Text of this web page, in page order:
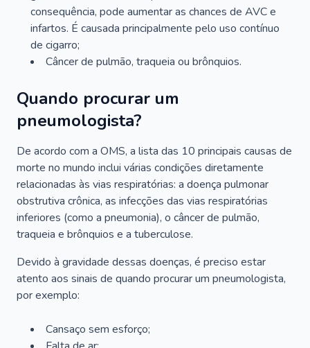
consequência, pode aumentar as chances de AVC e
infartos. É causada principalmente pelo uso contínuo
de cigarro;
Câncer de pulmão, traqueia ou brônquios.
Quando procurar um
pneumologista?
De acordo com a OMS, a lista das 10 principais causas de
morte no mundo inclui várias condições diretamente
relacionadas às vias respiratórias: a doença pulmonar
obstrutiva crônica, as infecções das vias respiratórias
inferiores (como a pneumonia), o câncer de pulmão,
traqueia e brônquios e a tuberculose.
Devido à gravidade dessas doenças, é preciso estar
atento aos sinais de quando procurar um pneumologista,
por exemplo:
Cansaço sem esforço;